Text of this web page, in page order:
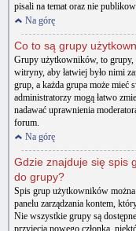
pisali na temat oraz nie
Na górę
Co to są grupy
Grupy użytkowników, to grupy,
witryny, aby łatwiej było nimi
grup, a każda grupa może mieć
administratorzy mogą łatwo
nadawać uprawnienia
forum.
Na górę
Gdzie znajduje się spis
do grupy?
Spis grup użytkowników
panelu zarządzania kontem,
Nie wszystkie grupy są
przyjęcia nowego członka,